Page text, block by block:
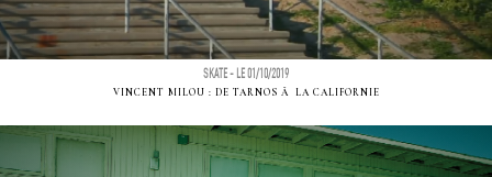
SKATE - LE 01/10/2019
VINCENT MILOU : DE TARNOS Ã LA CALIFORNIE